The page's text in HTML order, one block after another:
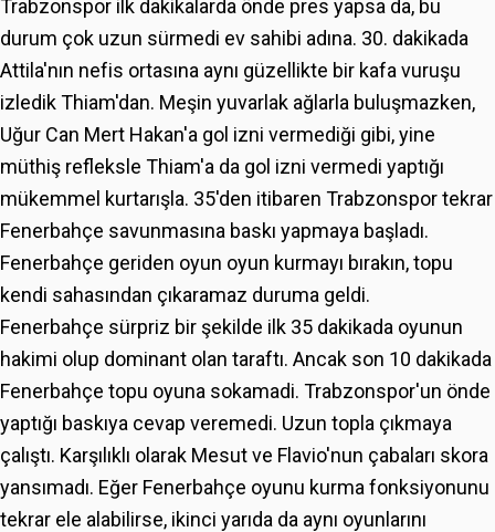
Trabzonspor ilk dakikalarda önde pres yapsa da, bu
durum çok uzun sürmedi ev sahibi adına. 30. dakikada
Attila'nın nefis ortasına aynı güzellikte bir kafa vuruşu
izledik Thiam'dan. Meşin yuvarlak ağlarla buluşmazken,
Uğur Can Mert Hakan'a gol izni vermediği gibi, yine
müthiş refleksle Thiam'a da gol izni vermedi yaptığı
mükemmel kurtarışla. 35'den itibaren Trabzonspor tekrar
Fenerbahçe savunmasına baskı yapmaya başladı.
Fenerbahçe geriden oyun oyun kurmayı bırakın, topu
kendi sahasından çıkaramaz duruma geldi.
Fenerbahçe sürpriz bir şekilde ilk 35 dakikada oyunun
hakimi olup dominant olan taraftı. Ancak son 10 dakikada
Fenerbahçe topu oyuna sokamadi. Trabzonspor'un önde
yaptığı baskıya cevap veremedi. Uzun topla çıkmaya
çalıştı. Karşılıklı olarak Mesut ve Flavio'nun çabaları skora
yansımadı. Eğer Fenerbahçe oyunu kurma fonksiyonunu
tekrar ele alabilirse, ikinci yarıda da aynı oyunlarını